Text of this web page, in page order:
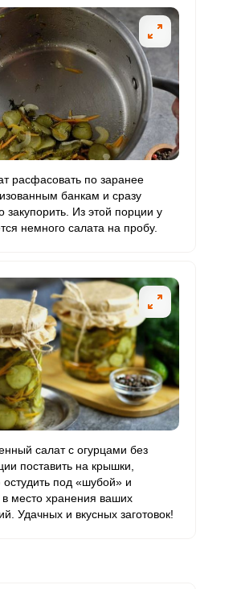
расфасовать по заранее
банкам и сразу
закупорить. Из этой порции у
немного салата на пробу.
салат с огурцами без
поставить на крышки,
остудить под «шубой» и
в место хранения ваших
Удачных и вкусных заготовок!